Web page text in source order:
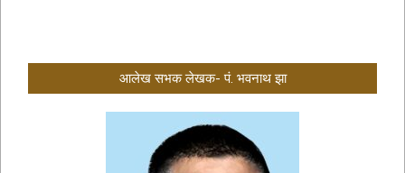
आलेख सभक लेखक- पं. भवनाथ झा